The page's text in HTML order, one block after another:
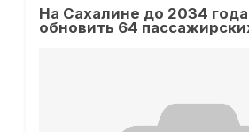
На Сахалине до 2034
обновить 64